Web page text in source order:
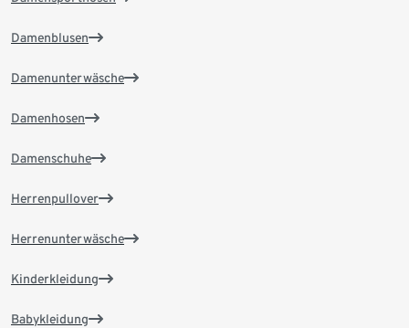
Damenblusen
Damenunterwäsche
Damenhosen
Damenschuhe
Herrenpullover
Herrenunterwäsche
Kinderkleidung
Babykleidung